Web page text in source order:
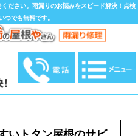
ださい。雨漏りのお悩みをスピード解決！点検
つでも無料です。